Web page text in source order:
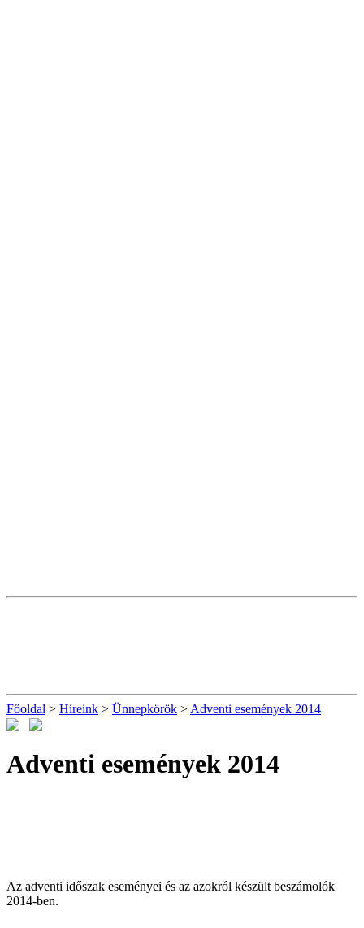
Főoldal > Híreink > Ünnepkörök > Adventi események 2014
Adventi események 2014
Az adventi időszak eseményei és az azokról készült beszámolók
2014-ben.